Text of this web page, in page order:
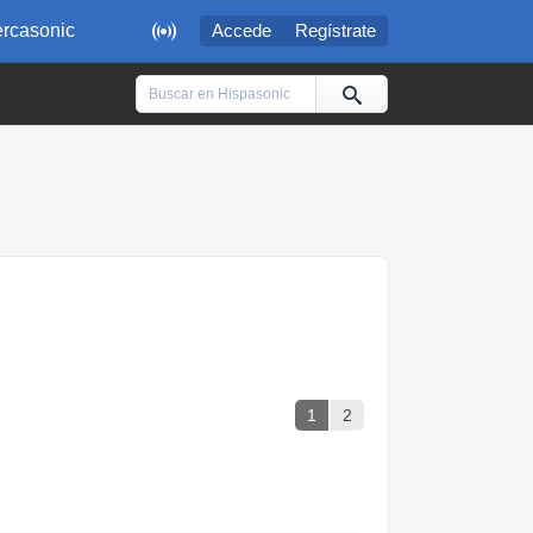
 Accede Regístrate
1 2